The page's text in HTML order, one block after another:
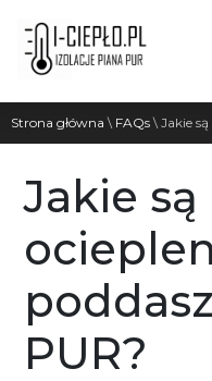
Strona główna \ FAQs\ Jakie
Jakie
PUR?